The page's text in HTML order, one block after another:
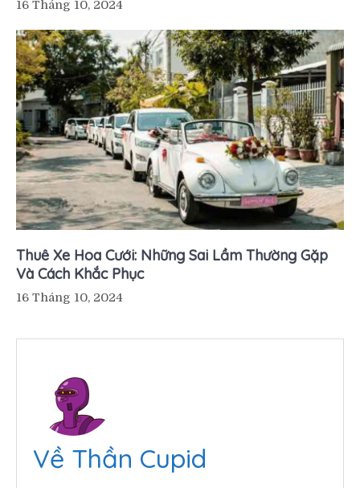
16 Tháng 10, 2024
Thuê Xe Hoa Cưới: Những Sai Lầm Thường Gặp
Và Cách Khắc Phục
16 Tháng 10, 2024
Về Thần Cupid